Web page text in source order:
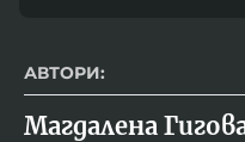
АВТОРИ:
Магдалена